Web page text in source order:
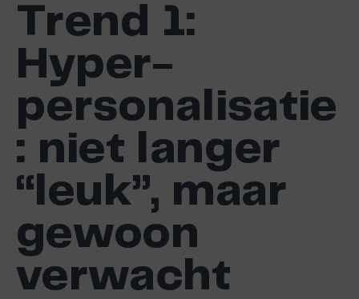
Trend 1:
Hyper-
personalisatie
: niet langer
“leuk”, maar
gewoon
verwacht